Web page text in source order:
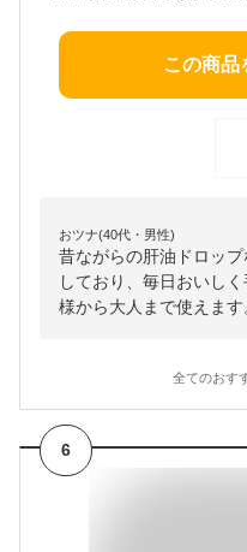
この商品
おツナ(40代・男性)
昔ながらの肝油ドロッ
しており、毎日おいし
様から大人まで使えます
全てのおす
6